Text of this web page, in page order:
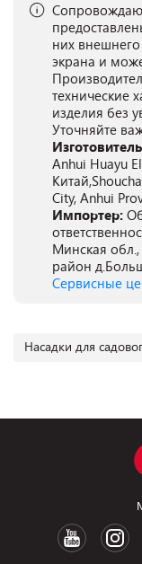
них внешнего
экрана и
технические
изделия без
Уточняйте
Anhui Huayu
City, Anhui
Импортер:
Минская
район
Сервисные
Насадки для